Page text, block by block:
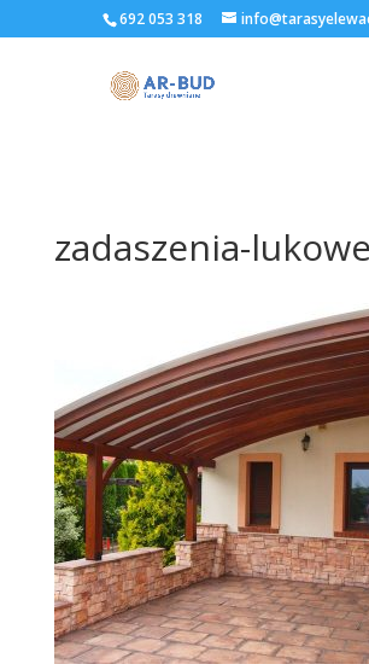
692 053 318
zadaszenia-